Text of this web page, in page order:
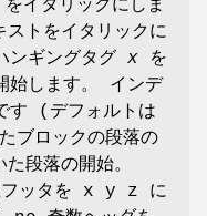
をイタリックにしま
トをイタリックに
ギングタグ x を
始します。 インデ
す (デフォルトは
ロックの段落の
段落の開始。
ッタを x y z に